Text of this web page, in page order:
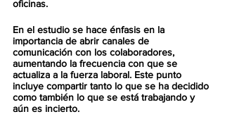
oficinas.
En el estudio se hace énfasis en la
importancia de abrir canales de
comunicación con los colaboradores,
aumentando la frecuencia con que se
actualiza a la fuerza laboral. Este punto
incluye compartir tanto lo que se ha decidido
como también lo que se está trabajando y
aún es incierto.